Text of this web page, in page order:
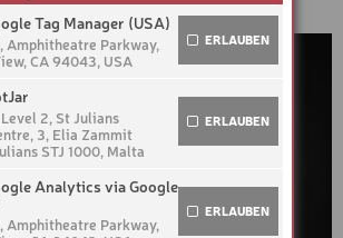
Tag Manager (USA)
Amphitheatre Parkway,
CA 94043, USA
ERLAUBEN
Erhebung von
und von Daten Ihres Webbrowsers;
Weiterentwicklung des Dienstes
Verantwortlicher: Google LLC,
Mountain View, CA 94043, USA
für die Datenverarbeitung: freiwillige,
Einwilligung Folgen der
Keine unmittelbare Auswirkung auf die
Rechtsgrundlage für die
2, St Julians
3, Elia Zammit
STJ 1000, Malta
ERLAUBEN
Rechtsgrundlage des überwiegenden
(Analyse der Websitenutzung).
Mittels Hotjar werden
Analytics via Google
Amphitheatre Parkway,
ERLAUBEN